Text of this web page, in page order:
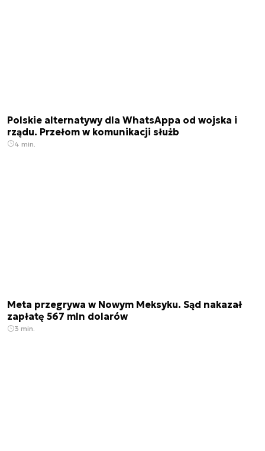
Polskie alternatywy dla WhatsAppa od wojska i
rządu. Przełom w komunikacji służb
4 min.
Meta przegrywa w Nowym Meksyku. Sąd nakazał
zapłatę 567 mln dolarów
3 min.